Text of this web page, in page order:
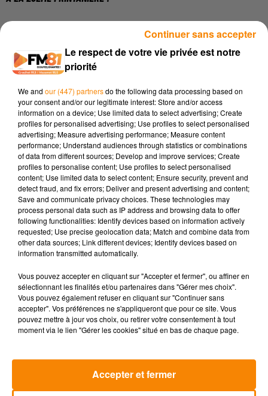
qui se tiendra ledimanche 3 mai
au magnifiqueLac des Montagnès, l'événement fait le
plein de nouveautés pour ravir tous les profils de sportifs et
amoureux de la nature !
Que vous soyez un vététiste chevronné, un randonneur du
dimanche ou un traileur avide de dénivelé, l'organisation a
pensé à tout :
Côté VTT et VTT Électriques (VTTAE) :Plusieurs
parcours ludiques et à la carte allant de 15 km jusqu'à
45 km pour les plus courageux (départs libres entre
8h30 et 9h00).
Côté Marche :Deux belles randonnées pédestres
familiales ou sportives de 9 km et 14 km (départ à
9h30).
LA nouveauté 2026 - Côté Trail :
parcours de trail (course à pied nature sans
chronométrage) de 10 km et 25 km. Parfait pour ceux
qui veulent courir en toute liberté (départ à 9h20) !
Parce que l'effort rime avec réconfort, des ravitaillements
seront répartis sur les différents circuits. Et pour clôturer
offerte à tous les participants à la ligne d'arrivée !
Le respect de votre vie privée est notre
priorité
We and our (447) partnersdo the following data processing based on
your consent and/or our legitimate interest: Store and/or access
information on a device; Use limited data to select advertising; Create
profiles for personalised advertising; Use profiles to select personalised
advertising; Measure advertising performance; Measure content
performance; Understand audiences through statistics or combinations
of data from different sources; Develop and improve services; Create
profiles to personalise content; Use profiles to select personalised
content; Use limited data to select content; Ensure security, prevent and
detect fraud, and fix errors; Deliver and present advertising and content;
Save and communicate privacy choices. These technologies may
process personal data such as IP address and browsing data to offer
following functionalities: Identify devices based on information actively
requested; Use precise geolocation data; Match and combine data from
other data sources; Link different devices; Identify devices based on
information transmitted automatically.
Vous pouvez accepter en cliquant sur "Accepter et fermer", ou affiner en
sélectionnant les finalités et/ou partenaires dans "Gérer mes choix".
Vous pouvez également refuser en cliquant sur "Continuer sans
accepter". Vos préférences ne s'appliqueront que pour ce site. Vous
pouvez mettre à jour vos choix, ou retirer votre consentement à tout
moment via le lien "Gérer les cookies" situé en bas de chaque page.
Accepter et fermer
Continuer sans accepter